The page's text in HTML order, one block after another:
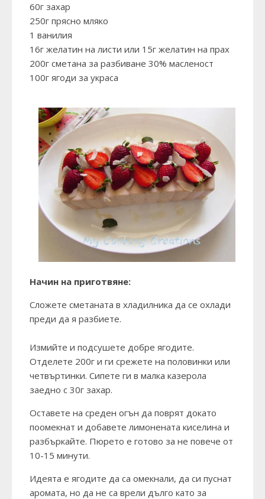
60г захар
250г прясно мляко
1 ванилия
16г желатин на листи или 15г желатин на прах
200г сметана за разбиване 30% масленост
100г ягоди за украса
Начин на приготвяне:
Сложете сметаната в хладилника да се охлади
преди да я разбиете.
Измийте и подсушете добре ягодите.
Отделете 200г и ги срежете на половинки или
четвъртинки. Сипете ги в малка казерола
заедно с 30г захар.
Оставете на среден огън да поврят докато
поомекнат и добавете лимонената киселина и
разбъркайте. Пюрето е готово за не повече от
10-15 минути.
Идеята е ягодите да са омекнали, да си пуснат
аромата, но да не са врели дълго като за